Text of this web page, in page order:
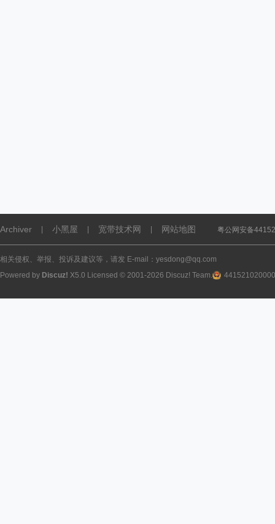
Archiver 小黑屋 宽带技术网 网站地图 粤公网安备
相关侵权、举报、投诉及建议等，请发 E-mail：yesdong@qq.com
Powered by Discuz! X5.0 Licensed © 2001-2026 Discuz! Team.